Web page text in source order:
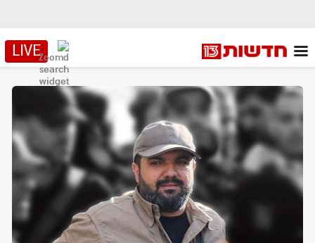
LIVE